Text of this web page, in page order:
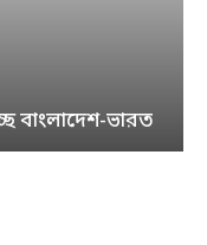
বাংলাদেশ-ভারত